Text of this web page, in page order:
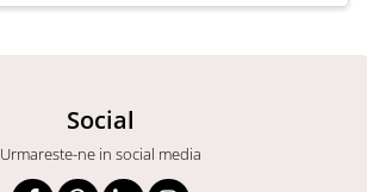
Social
Urmareste-ne in social media